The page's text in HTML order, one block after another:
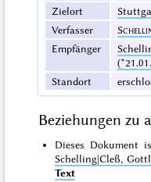
Zielort
Verfasser
Empfänger
Standort
Beziehungen zu
Dieses Dokument
Schelling|Cleß,
Text